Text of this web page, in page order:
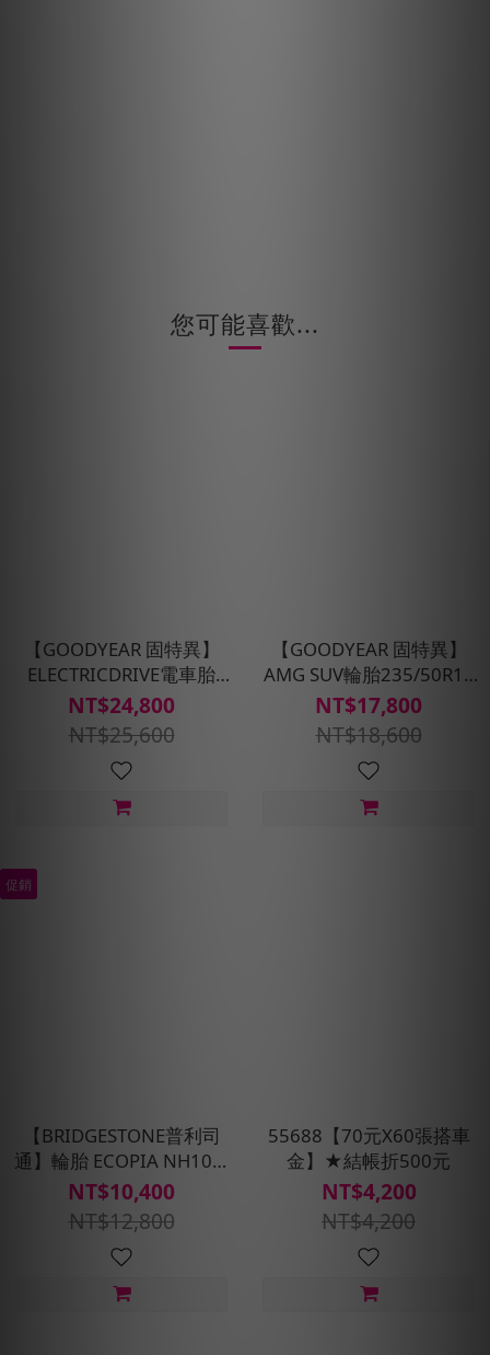
您可能喜歡...
【GOODYEAR 固特異】
ELECTRICDRIVE電車胎
245/45/R19 102W XL 四
入組-含安裝定位平衡
NT$24,800
NT$25,600
【GOODYEAR 固特異】
AMG SUV輪胎235/50R18
四入組(濕抓/耐用雙重保
護)含安裝定位平衡
NT$17,800
NT$18,600
促銷
【BRIDGESTONE普利司
通】輪胎 ECOPIA NH100-
205/55R16_四入組(含安裝
定位平衡)
NT$10,400
NT$12,800
55688【70元X60張搭車
金】★結帳折500元
NT$4,200
NT$4,200